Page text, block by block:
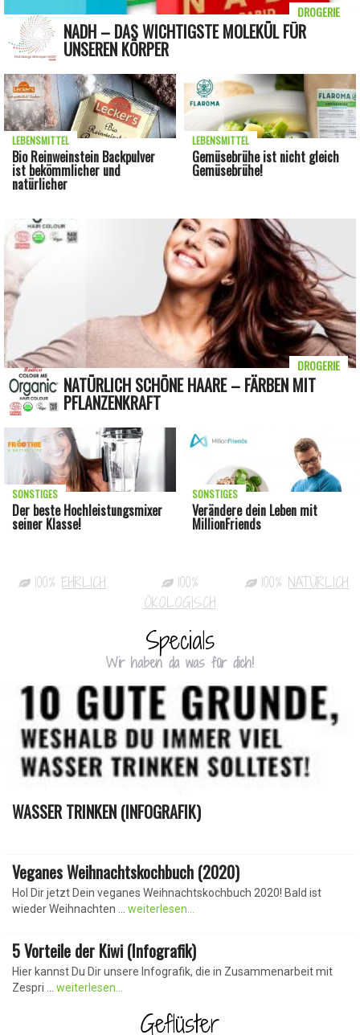
NADH – DAS WICHTIGSTE MOLEKÜL FÜR
UNSEREN KÖRPER
DROGERIE
Bio Reinweinstein Backpulver
ist bekömmlicher und
natürlicher
LEBENSMITTEL
Gemüsebrühe ist nicht gleich
Gemüsebrühe!
LEBENSMITTEL
NATÜRLICH SCHÖNE HAARE – FÄRBEN MIT
PFLANZENKRAFT
DROGERIE
Der beste Hochleistungsmixer
seiner Klasse!
SONSTIGES
Verändere dein Leben mit
MillionFriends
SONSTIGES
100% EHRLICH
100%
ÖKOLOGISCH
100% NATÜRLICH
Specials
Wir haben da was für dich!
WASSER TRINKEN (INFOGRAFIK)
Veganes Weihnachtskochbuch (2020)
Hol Dir jetzt Dein veganes Weihnachtskochbuch 2020! Bald ist
wieder Weihnachten ... weiterlesen...
5 Vorteile der Kiwi (Infografik)
Hier kannst Du Dir unsere Infografik, die in Zusammenarbeit mit
Zespri ... weiterlesen...
Geflüster